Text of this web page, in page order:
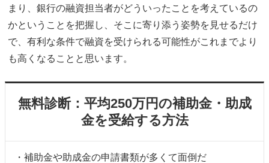
まり、銀行の融資担当者がどういったことを考えているの
かということを把握し、そこに寄り添う姿勢を見せるだけ
で、有利な条件で融資を受けられる可能性がこれまでより
も高くなることと思います。
無料診断：平均250万円の補助金・助成
金を受給する方法
・補助金や助成金の申請書類が多くて面倒だ